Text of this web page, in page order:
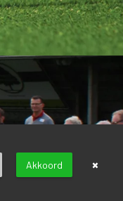
Akkoord ×